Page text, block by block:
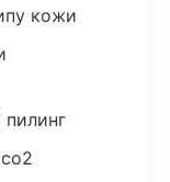
кожи